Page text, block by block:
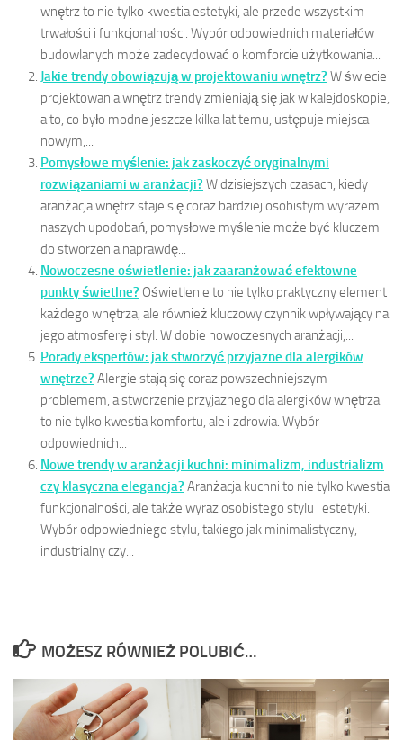
wnętrz to nie tylko kwestia estetyki, ale przede wszystkim
trwałości i funkcjonalności. Wybór odpowiednich materiałów
budowlanych może zadecydować o komforcie użytkowania...
Jakie trendy obowiązują w projektowaniu wnętrz? W świecie
projektowania wnętrz trendy zmieniają się jak w kalejdoskopie,
a to, co było modne jeszcze kilka lat temu, ustępuje miejsca
nowym,...
Pomysłowe myślenie: jak zaskoczyć oryginalnymi
rozwiązaniami w aranżacji? W dzisiejszych czasach, kiedy
aranżacja wnętrz staje się coraz bardziej osobistym wyrazem
naszych upodobań, pomysłowe myślenie może być kluczem
do stworzenia naprawdę...
Nowoczesne oświetlenie: jak zaaranżować efektowne
punkty świetlne? Oświetlenie to nie tylko praktyczny element
każdego wnętrza, ale również kluczowy czynnik wpływający na
jego atmosferę i styl. W dobie nowoczesnych aranżacji,...
Porady ekspertów: jak stworzyć przyjazne dla alergików
wnętrze? Alergie stają się coraz powszechniejszym
problemem, a stworzenie przyjaznego dla alergików wnętrza
to nie tylko kwestia komfortu, ale i zdrowia. Wybór
odpowiednich...
Nowe trendy w aranżacji kuchni: minimalizm, industrializm
czy klasyczna elegancja? Aranżacja kuchni to nie tylko kwestia
funkcjonalności, ale także wyraz osobistego stylu i estetyki.
Wybór odpowiedniego stylu, takiego jak minimalistyczny,
industrialny czy...
MOŻESZ RÓWNIEŻ POLUBIĆ…